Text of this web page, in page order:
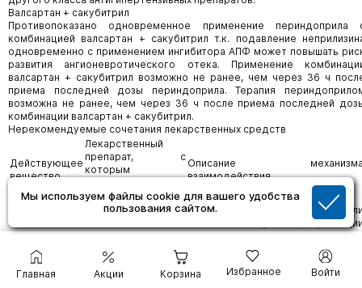
Мы используем файлы cookie для вашего удобства
пользования сайтом.
Главная Акции Корзина Избранное Войти
Валсартан + сакубитрил
Противопоказано одновременное применение периндоприла
комбинацией валсартан + сакубитрил т.к. подавление
одновременно с применением ингибитора АПФ может повышать
развития ангионевротического отека. Применение
валсартан + сакубитрил возможно не ранее, чем через 36 ч
приема последней дозы периндоприла. Терапия
возможна не ранее, чем через 36 ч после приема последней
комбинации валсартан + сакубитрил.
Нерекомендуемые сочетания лекарственных средств
Действующее
вещество
Лекарственный
препарат, с
которым
взаимодействие
Описание
взаимодействия
У лабораторных животных
отмечены случаи
желудочков с летальным
и коллапсом на фоне
верапамила и в/в
дантролена,